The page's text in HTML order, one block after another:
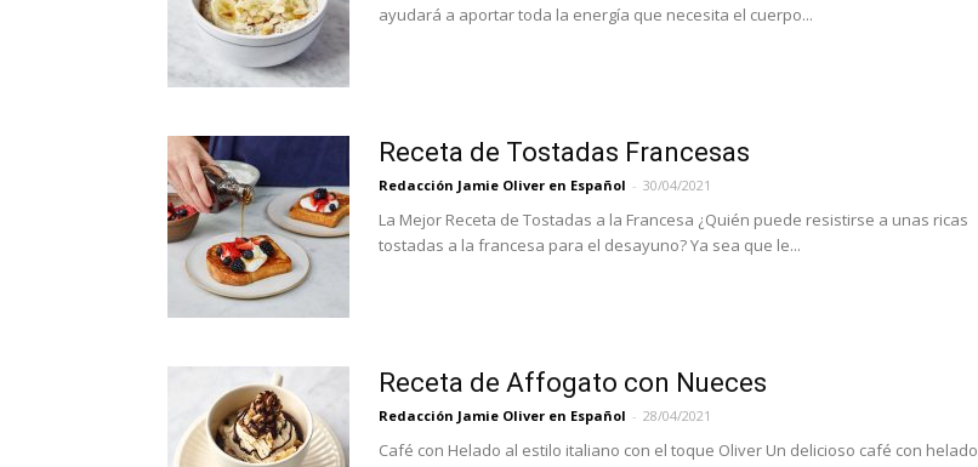
ayudará a aportar toda la energía que necesita el cuerpo...
Receta de Tostadas Francesas
Redacción Jamie Oliver en Español - 30/04/2021
La Mejor Receta de Tostadas a la Francesa ¿Quién puede resistirse a unas ricas
tostadas a la francesa para el desayuno? Ya sea que le...
Receta de Affogato con Nueces
Redacción Jamie Oliver en Español - 28/04/2021
Café con Helado al estilo italiano con el toque Oliver Un delicioso café con helado